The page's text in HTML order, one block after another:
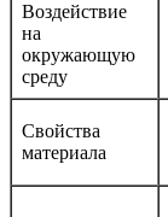
Воздействие
на
окружающую
среду
Свойства
материала